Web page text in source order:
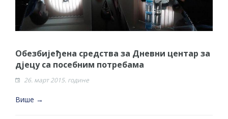
Обезбијеђена средства за Дневни центар за
дјецу са посебним потребама
26. март 2015. године
Више →